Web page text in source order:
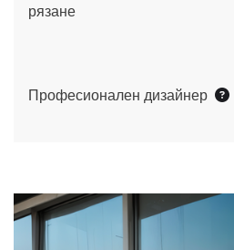
рязане
Професионален дизайнер